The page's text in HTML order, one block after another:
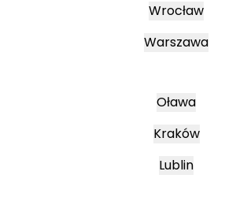
Wrocław
Warszawa
Oława
Kraków
Lublin